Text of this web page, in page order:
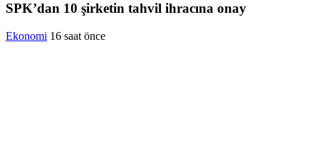
SPK’dan 10 şirketin tahvil ihracına onay
Ekonomi 16 saat önce